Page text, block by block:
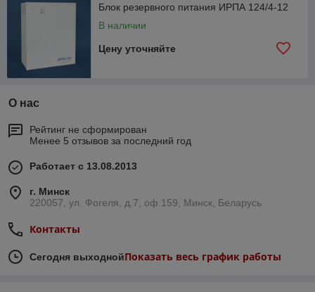
Блок резервного питания ИРПА 124/4-12
В наличии
Цену уточняйте
О нас
Рейтинг не сформирован
Менее 5 отзывов за последний год
Работает с 13.08.2013
г. Минск
220057, ул. Фогеля, д.7, оф.159, Минск, Беларусь
Контакты
Сегодня выходнойПоказать весь график работы